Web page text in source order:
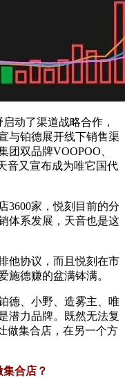
动了渠道战略合作，
与铂德展开线下销售渠
团双品牌VOOPOO、
音又宣布成为唯它国代
3600家，悦刻目前的分
体系发展，天音也是这
他协议，而且悦刻在市
施德赚的盆满钵满。
德、小野、造雾主、唯
潜力品牌。既然无法复
做集合店，在另一个方
合店？